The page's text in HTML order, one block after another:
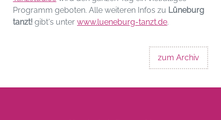
Programm geboten. Alle weiteren Infos zu Lüneburg
tanzt! gibt's unterwww.lueneburg-tanzt.de.
zum Archiv